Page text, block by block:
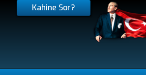
Kahine Sor?